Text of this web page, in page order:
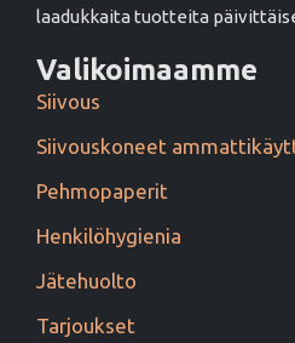
laadukkaita tuotteita
Valikoimaamme
Siivous
Siivouskoneet
Pehmopaperit
Henkilöhygienia
Jätehuolto
Tarjoukset